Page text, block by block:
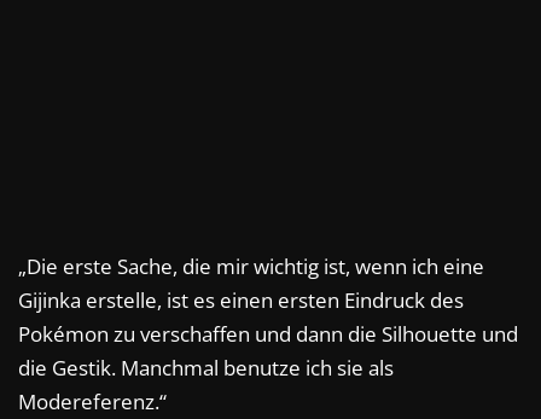
„Die erste Sache, die mir wichtig ist, wenn ich eine
Gijinka erstelle, ist es einen ersten Eindruck des
Pokémon zu verschaffen und dann die Silhouette und
die Gestik. Manchmal benutze ich sie als
Modereferenz.“